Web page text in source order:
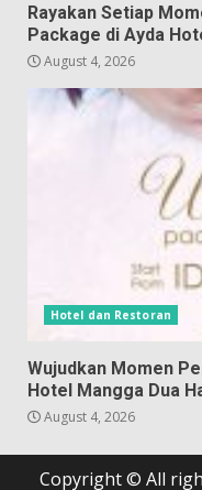
Rayakan Setiap
Package di Ayda
August 4, 2026
Hotel dan Restoran
Wujudkan Momen
Hotel Mangga Dua
August 4, 2026
Copyright © All